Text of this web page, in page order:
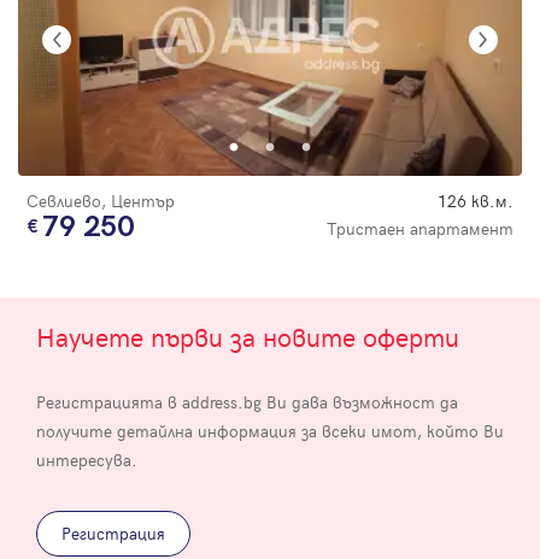
Севлиево, Център 126 кв.м.
79 250 Тристаен апартамент
Научете първи за новите оферти
Регистрацията в address.bg Ви дава възможност да
получите детайлна информация за всеки имот, който Ви
интересува.
Регистрация